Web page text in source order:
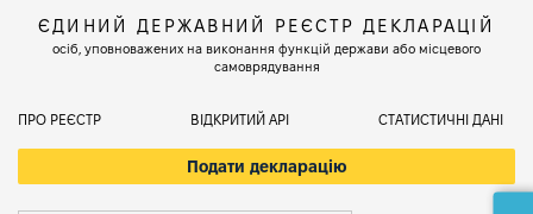
ЄДИНИЙ ДЕРЖАВНИЙ РЕЄСТР ДЕКЛАРАЦІЙ
осіб, уповноважених на виконання функцій держави або місцевого
самоврядування
ПРО РЕЄСТР ВІДКРИТИЙ АРІ СТАТИСТИЧНІ ДАНІ
Подати декларацію